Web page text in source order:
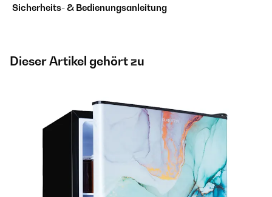
Sicherheits- & Bedienungsanleitung
Dieser Artikel gehört zu